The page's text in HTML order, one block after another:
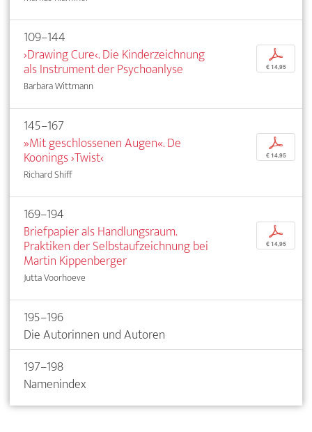
109–144
›Drawing Cure‹. Die Kinderzeichnung
als Instrument der Psychoanlyse
Barbara Wittmann
p
€ 14,95
145–167
»Mit geschlossenen Augen«. De
Koonings ›Twist‹
Richard Shiff
p
€ 14,95
169–194
Briefpapier als Handlungsraum.
Praktiken der Selbstaufzeichnung bei
Martin Kippenberger
Jutta Voorhoeve
p
€ 14,95
195–196
Die Autorinnen und Autoren
197–198
Namenindex